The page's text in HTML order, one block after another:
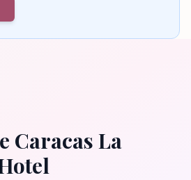
Caracas La